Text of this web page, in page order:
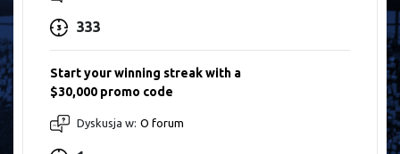
333
Start your winning streak with a
$30,000 promo code
Dyskusja w: O forum